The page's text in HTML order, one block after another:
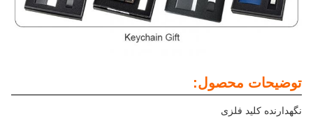
توضیحات محصول:
نگهدارنده کلید فلزی